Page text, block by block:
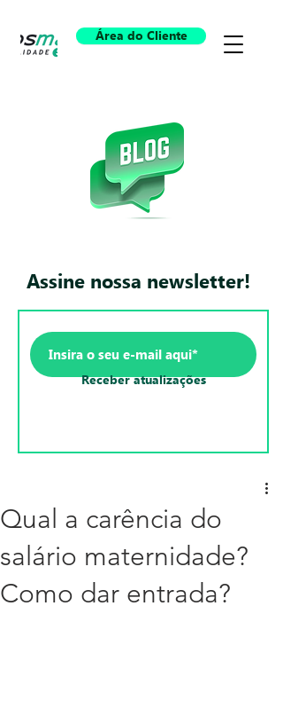
Área do Cliente
Assine nossa newsletter!
Receber atualizações
Qual a carência do
salário maternidade?
Como dar entrada?